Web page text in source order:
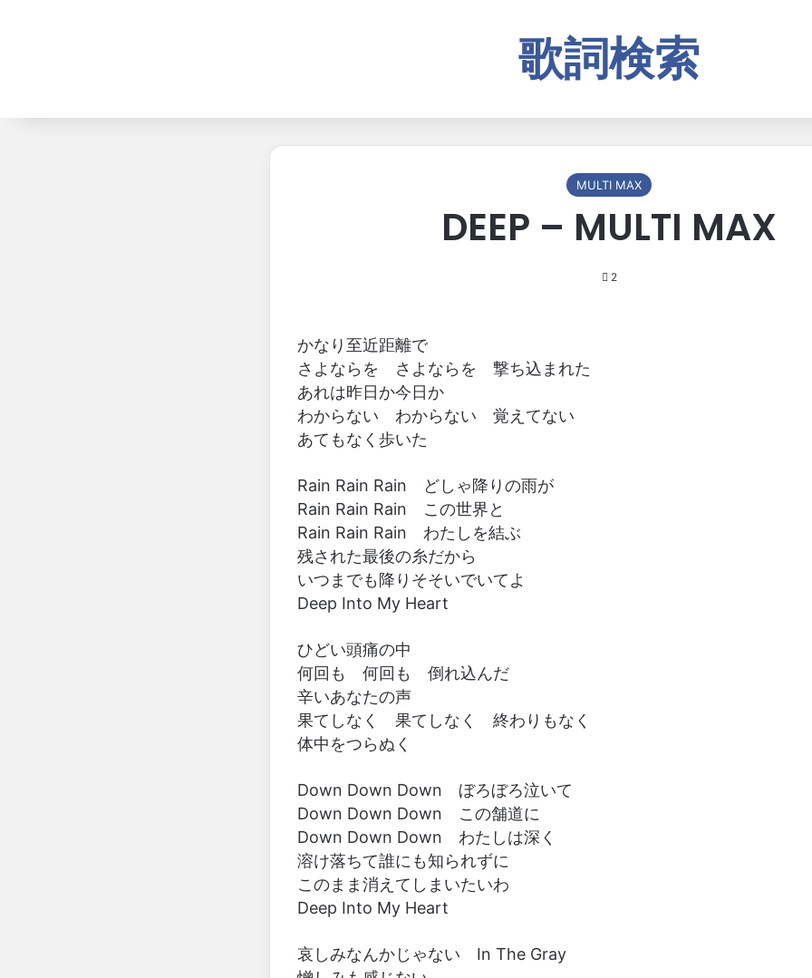
歌詞検索
MULTI MAX
DEEP – MULTI MAX
2
かなり至近距離で
さよならを さよならを 撃ち込まれた
あれは昨日か今日か
わからない わからない 覚えてない
あてもなく歩いた
Rain Rain Rain どしゃ降りの雨が
Rain Rain Rain この世界と
Rain Rain Rain わたしを結ぶ
残された最後の糸だから
いつまでも降りそそいでいてよ
Deep Into My Heart
ひどい頭痛の中
何回も 何回も 倒れ込んだ
辛いあなたの声
果てしなく 果てしなく 終わりもなく
体中をつらぬく
Down Down Down ぼろぼろ泣いて
Down Down Down この舗道に
Down Down Down わたしは深く
溶け落ちて誰にも知られずに
このまま消えてしまいたいわ
Deep Into My Heart
哀しみなんかじゃない In The Gray